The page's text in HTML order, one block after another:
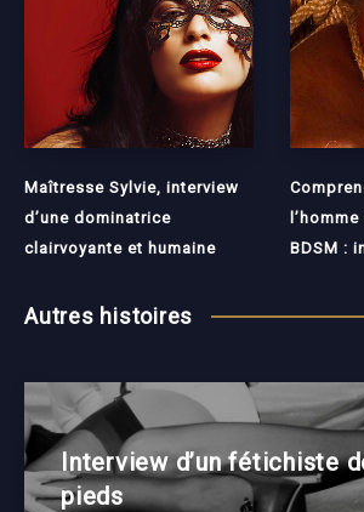
Maîtresse Sylvie, interview
d’une dominatrice
clairvoyante et humaine
BDSM :
Autres histoires
Interview d’un fétichiste
pieds